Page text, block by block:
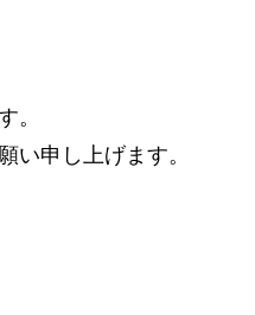
。
い申し上げます。